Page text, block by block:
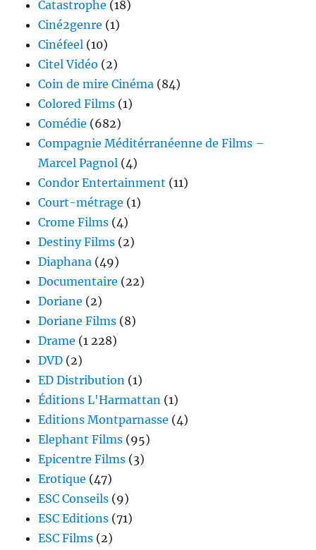
Catastrophe (18)
Ciné2genre (1)
Cinéfeel (10)
Citel Vidéo (2)
Coin de mire Cinéma (84)
Colored Films (1)
Comédie (682)
Compagnie Méditérranéenne de Films –
Marcel Pagnol (4)
Condor Entertainment (11)
Court-métrage (1)
Crome Films (4)
Destiny Films (2)
Diaphana (49)
Documentaire (22)
Doriane (2)
Doriane Films (8)
Drame (1 228)
DVD (2)
ED Distribution (1)
Éditions L'Harmattan (1)
Editions Montparnasse (4)
Elephant Films (95)
Epicentre Films (3)
Erotique (47)
ESC Conseils (9)
ESC Editions (71)
ESC Films (2)